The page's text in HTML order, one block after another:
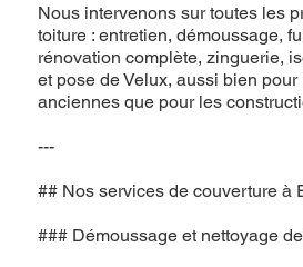
Nous intervenons sur toutes les
toiture : entretien, démoussage,
rénovation complète, zinguerie,
et pose de Velux, aussi bien
anciennes que pour les
---
## Nos services de couverture à
### Démoussage et nettoyage